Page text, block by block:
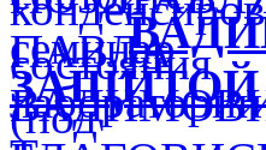
ЗАЩИТОЙ